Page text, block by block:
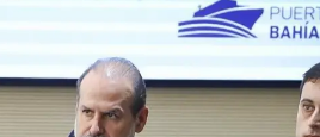
Economía y finanzas
Con el campo
Espacio empresas